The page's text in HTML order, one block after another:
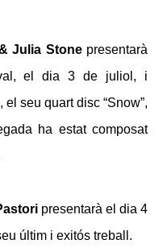
Julia Stonepresentarà
el dia 3 de juliol, i
seu quart disc “Snow”,
ha estat composat
presentarà el dia 4
últim i exitós treball.